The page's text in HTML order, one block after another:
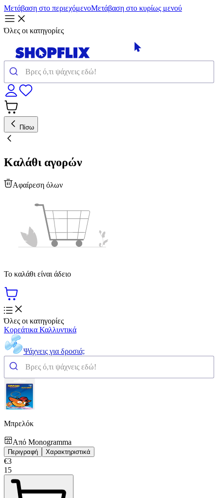
Μετάβαση στο περιεχόμενοΜετάβαση στο κυρίως μενού
Όλες οι κατηγορίες
Πίσω
Καλάθι αγορών
Αφαίρεση όλων
Το καλάθι είναι άδειο
Όλες οι κατηγορίες
Κορεάτικα Καλλυντικά
Ψάχνεις για δροσιά;
Μπρελόκ
Από Monogramma
Περιγραφή Χαρακτηριστικά
€3
15